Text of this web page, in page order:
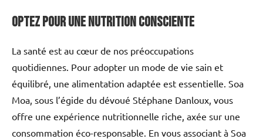
Optez pour une nutrition consciente
La santé est au cœur de nos préoccupations
quotidiennes. Pour adopter un mode de vie sain et
équilibré, une alimentation adaptée est essentielle. Soa
Moa, sous l’égide du dévoué Stéphane Danloux, vous
offre une expérience nutritionnelle riche, axée sur une
consommation éco-responsable. En vous associant à Soa